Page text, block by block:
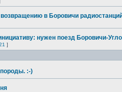
в Боровичи
нужен поезд Боровичи-
]
:-)